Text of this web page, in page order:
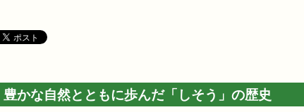
豊かな自然とともに歩んだ「しそう」の歴史